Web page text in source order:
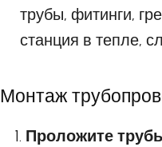
трубы, фитинги,
станция в тепле,
Монтаж
Проложите